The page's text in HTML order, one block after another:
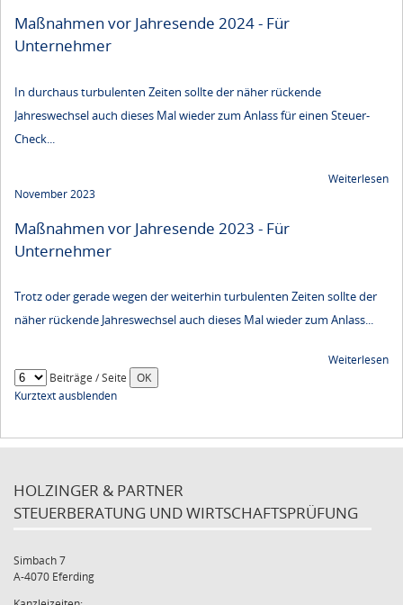
Maßnahmen vor Jahresende 2024 - Für
Unternehmer
In durchaus turbulenten Zeiten sollte der näher rückende
Jahreswechsel auch dieses Mal wieder zum Anlass für einen Steuer-
Check...
Weiterlesen
November 2023
Maßnahmen vor Jahresende 2023 - Für
Unternehmer
Trotz oder gerade wegen der weiterhin turbulenten Zeiten sollte der
näher rückende Jahreswechsel auch dieses Mal wieder zum Anlass...
Weiterlesen
Beiträge / Seite
Kurztext ausblenden
HOLZINGER & PARTNER
STEUERBERATUNG UND WIRTSCHAFTSPRÜFUNG
Simbach 7
A-4070 Eferding